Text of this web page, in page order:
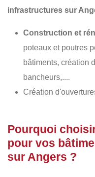
infrastructures sur
Construction et
poteaux et poutres
bâtiments, création
bancheurs,....
Création
Pourquoi
pour vos
sur Angers ?